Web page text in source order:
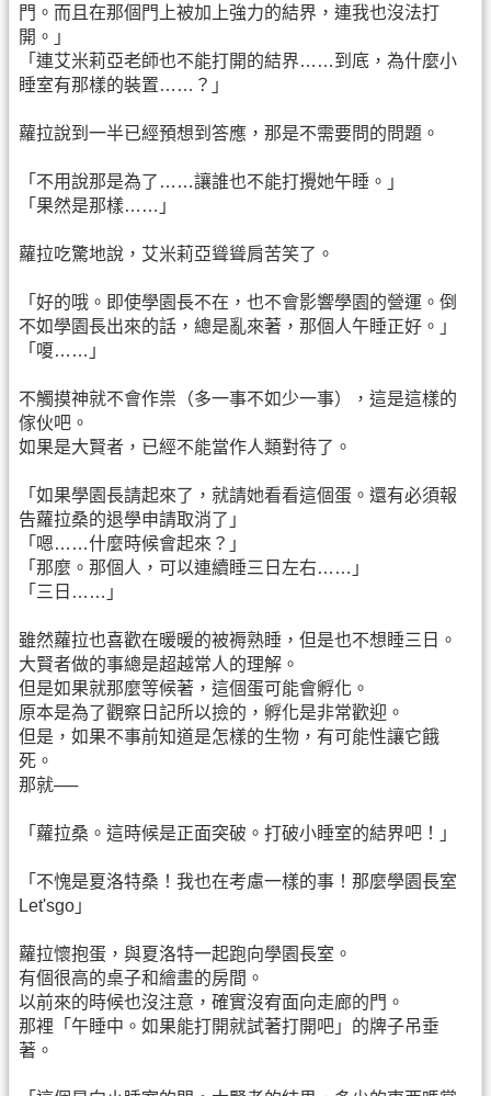
門。而且在那個門上被加上強力的結界，連我也沒法打
開。」
「連艾米莉亞老師也不能打開的結界……到底，為什麼小
睡室有那樣的裝置……？」
蘿拉說到一半已經預想到答應，那是不需要問的問題。
「不用說那是為了……讓誰也不能打攪她午睡。」
「果然是那樣……」
蘿拉吃驚地說，艾米莉亞聳聳肩苦笑了。
「好的哦。即使學園長不在，也不會影響學園的營運。倒
不如學園長出來的話，總是亂來著，那個人午睡正好。」
「嗄……」
不觸摸神就不會作祟（多一事不如少一事），這是這樣的
傢伙吧。
如果是大賢者，已經不能當作人類對待了。
「如果學園長請起來了，就請她看看這個蛋。還有必須報
告蘿拉桑的退學申請取消了」
「嗯……什麼時候會起來？」
「那麼。那個人，可以連續睡三日左右……」
「三日……」
雖然蘿拉也喜歡在暖暖的被褥熟睡，但是也不想睡三日。
大賢者做的事總是超越常人的理解。
但是如果就那麼等候著，這個蛋可能會孵化。
原本是為了觀察日記所以撿的，孵化是非常歡迎。
但是，如果不事前知道是怎樣的生物，有可能性讓它餓
死。
那就──
「蘿拉桑。這時候是正面突破。打破小睡室的結界吧！」
「不愧是夏洛特桑！我也在考慮一樣的事！那麼學園長室
Let'sgo」
蘿拉懷抱蛋，與夏洛特一起跑向學園長室。
有個很高的桌子和繪畫的房間。
以前來的時候也沒注意，確實沒宥面向走廊的門。
那裡「午睡中。如果能打開就試著打開吧」的牌子吊垂
著。